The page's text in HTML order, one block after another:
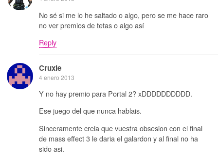
No sé si me lo he saltado o algo, pero se me hace raro
no ver premios de tetas o algo así
Reply
Cruxie
4 enero 2013
Y no hay premio para Portal 2? xDDDDDDDDDD.
Ese juego del que nunca hablais.
Sinceramente creia que vuestra obsesion con el final
de mass effect 3 le daria el galardon y al final no ha
sido asi.